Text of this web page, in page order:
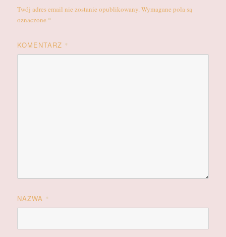
Twój adres email nie zostanie opublikowany.Wymagane pola są
oznaczone *
KOMENTARZ *
NAZWA *